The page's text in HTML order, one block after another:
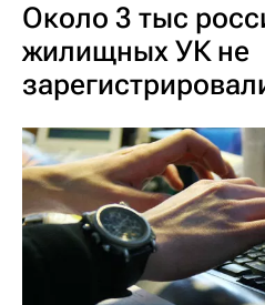
Около 3 тыс
жилищных УК не